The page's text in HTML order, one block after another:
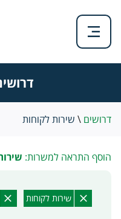
דרושים \ שירות לקוחות
הוסף התראה למשרות:
שירות לקוחות